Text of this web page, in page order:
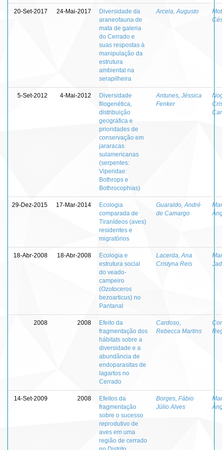
20-Set-2017 24-Mai-2017
Diversidade da
araneofauna de
mata de galeria
do Cerrado e
suas respostas à
manipulação da
estrutura
ambiental na
serapilheira
Arcela, Augusto
5-Set-2012 4-Mai-2012
Diversidade
filogenética,
distribuição
geográfica e
prioridades de
conservação em
jararacas
sulamericanas
(serpentes:
Viperidae:
Bothrops e
Bothrocophias)
Antunes, Jéssica
Fenker
29-Dez-2015 17-Mar-2014
Ecologia
comparada de
Tiranídeos (aves)
residentes e
migratórios
Guaraldo, André
de Camargo
18-Abr-2008 18-Abr-2008
Ecologia e
estrutura social
do veado-
campeiro
(Ozotoceros
bezoarticus) no
Pantanal
Lacerda, Ana
Cristyna Reis
2008 2008
Efeito da
fragmentação dos
hábitats sobre a
diversidade e a
abundância de
endoparasitas de
lagartos no
Cerrado
Cardoso,
Rebecca Martins
14-Set-2009 2008
Efeitos da
fragmentação
sobre o sucesso
reprodutivo de
aves em uma
região de cerrado
Borges, Fábio
Júlio Alves